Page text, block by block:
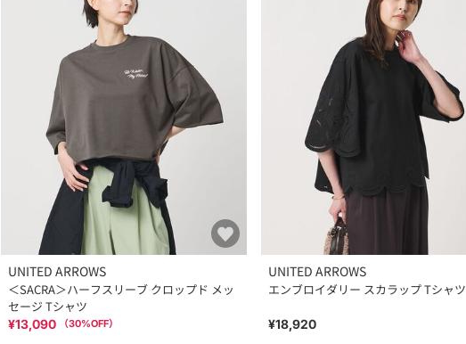
UNITED ARROWS
＜SACRA＞ハーフスリーブ クロップド メッ
セージ Tシャツ
¥13,090 （30%OFF）
UNITED ARROWS
エンブロイダリー スカラップ Tシャツ
¥18,920